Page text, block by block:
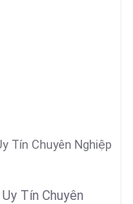
Tín Chuyên Nghiệp
Tín Chuyên